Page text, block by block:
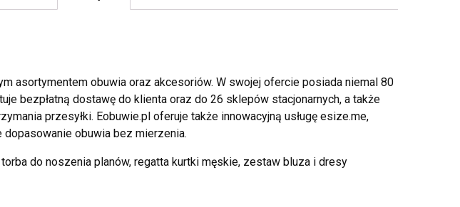
asortymentem obuwia oraz akcesoriów. W swojej ofercie posiada niemal 80
bezpłatną dostawę do klienta oraz do 26 sklepów stacjonarnych, a także
przesyłki. Eobuwie.pl oferuje także innowacyjną usługę esize.me,
obuwia bez mierzenia.
do noszenia planów, regatta kurtki męskie, zestaw bluza i dresy